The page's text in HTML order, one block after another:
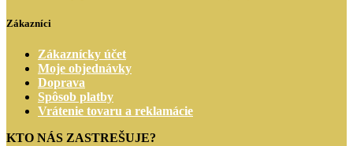
Zákazníci
Zákaznícky účet
Moje objednávky
Doprava
Spôsob platby
Vrátenie tovaru a reklamácie
KTO NÁS ZASTREŠUJE?